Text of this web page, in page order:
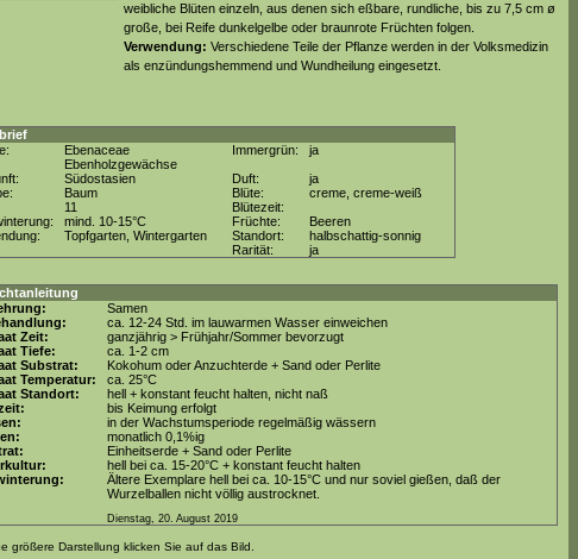
weibliche Blüten einzeln, aus denen sich eßbare, rundliche, bis zu 7,5 cm ø
große, bei Reife dunkelgelbe oder braunrote Früchten folgen.
Verwendung: Verschiedene Teile der Pflanze werden in der Volksmedizin
als enzündungshemmend und Wundheilung eingesetzt.
Ebenaceae
Ebenholzgewächse
Immergrün:
ja
Südostasien Duft:
ja
Baum Blüte:
creme, creme-weiß
11
Blütezeit:
mind. 10-15°C Früchte:
Beeren
Topfgarten, Wintergarten Standort:
halbschattig-sonnig
Rarität: ja
Samen
ca. 12-24 Std. im lauwarmen Wasser einweichen
Zeit:
ganzjährig > Frühjahr/Sommer bevorzugt
Tiefe:
ca. 1-2 cm
Substrat:
Kokohum oder Anzuchterde + Sand oder Perlite
Temperatur:
ca. 25°C
Standort:
hell + konstant feucht halten, nicht naß
bis Keimung erfolgt
in der Wachstumsperiode regelmäßig wässern
monatlich 0,1%ig
Einheitserde + Sand oder Perlite
hell bei ca. 15-20°C + konstant feucht halten
Ältere Exemplare hell bei ca. 10-15°C und nur soviel gießen, daß der
Wurzelballen nicht völlig austrocknet.
Dienstag, 20. August 2019
größere Darstellung klicken Sie auf das Bild.